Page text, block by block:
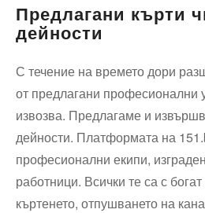
Предлагани кърти
дейности
С течение на времето дори
от предлагани професионални
извозва. Предлагаме и
дейности. Платформата на
професионални екипи,
работници. Всички те са с
къртенето, отпушването на